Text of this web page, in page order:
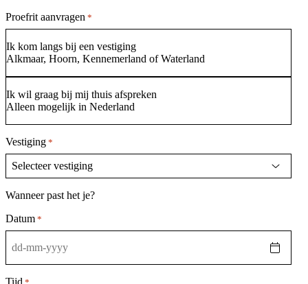
Proefrit aanvragen *
Ik kom langs bij een vestiging
Alkmaar, Hoorn, Kennemerland of Waterland
Ik wil graag bij mij thuis afspreken
Alleen mogelijk in Nederland
Vestiging *
Wanneer past het je?
Datum *
DD
dash
MM
Tijd